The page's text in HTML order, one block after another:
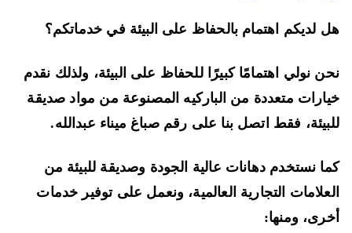
لديكم اهتمام بالحفاظ على البيئة في خدماتكم؟
نولي اهتمامًا كبيرًا للحفاظ على البيئة، ولذلك نقدم
متعددة من الباركيه المصنوعة من مواد صديقة
فقط اتصل بنا على رقم صباغ ميناء عبدالله.
نستخدم دهانات عالية الجودة وصديقة للبيئة من
التجارية العالمية، ونعمل على توفير خدمات
ومنها: